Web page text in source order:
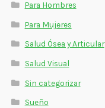
Para Hombres
Para Mujeres
Salud Ósea y Articular
Salud Visual
Sin categorizar
Sueño